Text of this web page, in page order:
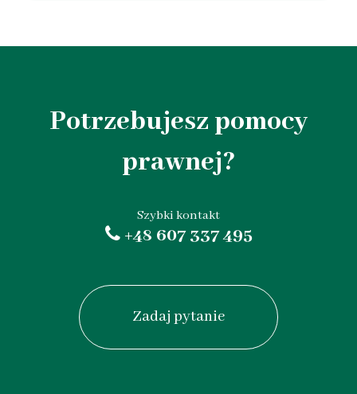
Potrzebujesz pomocy
prawnej?
+48 607 337 495
Zadaj pytanie